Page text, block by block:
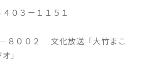
０３－１１５１
８００２ 文化放送「大竹まこ
」